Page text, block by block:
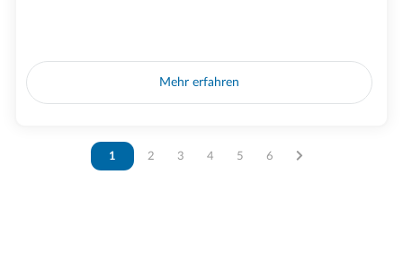
Mehr erfahren
Vous êtes sur la page
1 Vous êtes sur la page
2 Vous êtes sur la page
3 Vous êtes sur la page
4 Vous êtes sur la page
5 Vous êtes sur la page
6